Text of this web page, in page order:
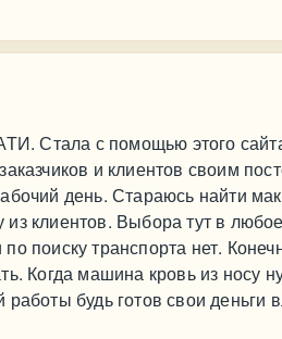
Стала с помощью этого
и клиентов своим
день. Стараюсь найти
клиентов. Выбора тут в
поиску транспорта нет.
Когда машина кровь из носу
будь готов свои деньги